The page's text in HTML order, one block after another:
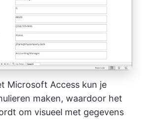
Microsoft Access kun je
maken, waardoor het
om visueel met gegevens